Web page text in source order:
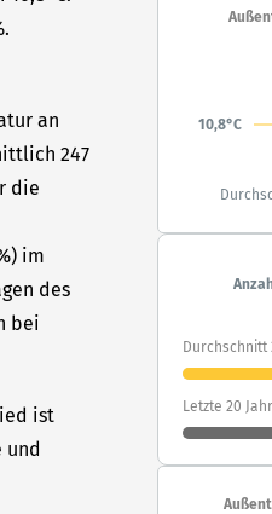
an
247
die
im
des
bei
ist
und
10,8°C
Durchschnitt
Letzte 20